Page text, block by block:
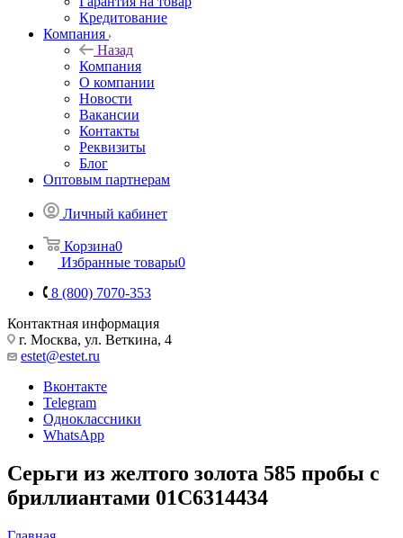
Кредитование
Компания
Назад
Компания
О компании
Новости
Вакансии
Контакты
Реквизиты
Блог
Оптовым партнерам
Личный кабинет
Корзина0
Избранные товары0
8 (800) 7070-353
Контактная информация
г. Москва, ул. Веткина, 4
estet@estet.ru
Вконтакте
Telegram
Одноклассники
WhatsApp
Серьги из желтого золота 585 пробы с
бриллиантами 01С6314434